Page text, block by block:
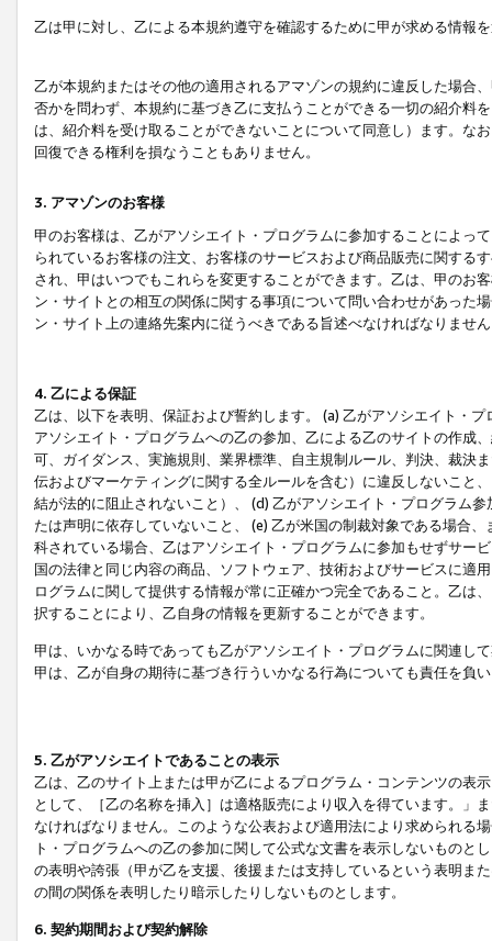
乙は甲に対し、乙による本規約遵守を確認するために甲が求める情報
乙が本規約またはその他の適用されるアマゾンの規約に違反した場合
否かを問わず、本規約に基づき乙に支払うことができる一切の紹介料
は、紹介料を受け取ることができないことについて同意し）ます。な
回復できる権利を損なうこともありません。
3. アマゾンのお客様
甲のお客様は、乙がアソシエイト・プログラムに参加することによっ
られているお客様の注文、お客様のサービスおよび商品販売に関する
され、甲はいつでもこれらを変更することができます。乙は、甲のお
ン・サイトとの相互の関係に関する事項について問い合わせがあった
ン・サイト上の連絡先案内に従うべきである旨述べなければなりませ
4. 乙による保証
乙は、以下を表明、保証および誓約します。 (a) 乙がアソシエイト・
アソシエイト・プログラムへの乙の参加、乙による乙のサイトの作成
可、ガイダンス、実施規則、業界標準、自主規制ルール、判決、裁決
伝およびマーケティングに関する全ルールを含む）に違反しないこと
結が法的に阻止されないこと）、 (d) 乙がアソシエイト・プログラム
たは声明に依存していないこと、 (e) 乙が米国の制裁対象である場合
科されている場合、乙はアソシエイト・プログラムに参加もせずサー
国の法律と同じ内容の商品、ソフトウェア、技術およびサービスに適
ログラムに関して提供する情報が常に正確かつ完全であること。乙は
択することにより、乙自身の情報を更新することができます。
甲は、いかなる時であっても乙がアソシエイト・プログラムに関連し
甲は、乙が自身の期待に基づき行ういかなる行為についても責任を負
5. 乙がアソシエイトであることの表示
乙は、乙のサイト上または甲が乙によるプログラム・コンテンツの表
として、［乙の名称を挿入］は適格販売により収入を得ています。」
なければなりません。このような公表および適用法により求められる
ト・プログラムへの乙の参加に関して公式な文書を表示しないもの
の表明や誇張（甲が乙を支援、後援または支持しているという表明ま
の間の関係を表明したり暗示したりしないものとします。
6. 契約期間および契約解除